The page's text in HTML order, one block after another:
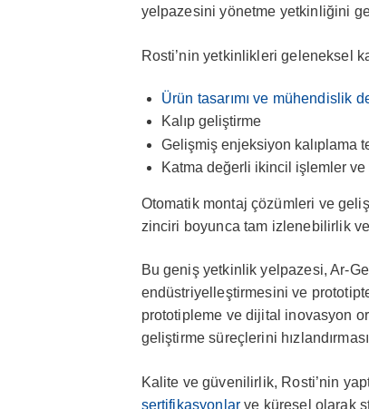
yelpazesini yönetme yetkinliğini
Rosti’nin yetkinlikleri geleneksel
Ürün tasarımı ve mühendislik
Kalıp geliştirme
Gelişmiş enjeksiyon kalıplama
Katma değerli ikincil işlemler ve
Otomatik montaj çözümleri ve
zinciri boyunca tam izlenebilirlik
Bu geniş yetkinlik yelpazesi, Ar-
endüstriyelleştirmesini ve
prototipleme ve dijital inovasyon
geliştirme süreçlerini
Kalite ve güvenilirlik, Rosti’nin
sertifikasyonlar ve küresel olarak